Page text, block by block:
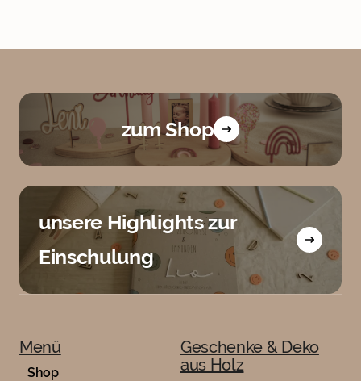
zum Shop
unsere Highlights zur
Einschulung
Menü
Shop
Geschenke & Deko
aus Holz